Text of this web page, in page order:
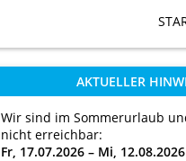
AKTUELLER
Wir sind im Sommerurlaub
nicht erreichbar:
Fr, 17.07.2026 – Mi, 12.08.2026